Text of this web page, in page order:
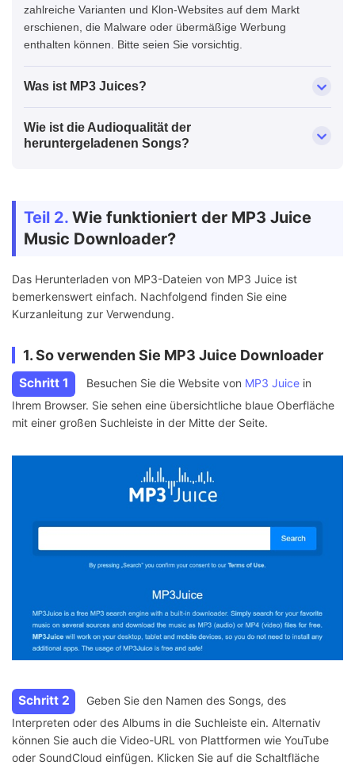
zahlreiche Varianten und Klon-Websites auf dem Markt
erschienen, die Malware oder übermäßige Werbung
enthalten können. Bitte seien Sie vorsichtig.
Was ist MP3 Juices?
Wie ist die Audioqualität der
heruntergeladenen Songs?
Teil 2. Wie funktioniert der MP3 Juice
Music Downloader?
Das Herunterladen von MP3-Dateien von MP3 Juice ist
bemerkenswert einfach. Nachfolgend finden Sie eine
Kurzanleitung zur Verwendung.
1. So verwenden Sie MP3 Juice Downloader
Schritt 1 Besuchen Sie die Website von MP3 Juice in
Ihrem Browser. Sie sehen eine übersichtliche blaue Oberfläche
mit einer großen Suchleiste in der Mitte der Seite.
Schritt 2
Geben Sie den Namen des Songs, des
Interpreten oder des Albums in die Suchleiste ein. Alternativ
können Sie auch die Video-URL von Plattformen wie YouTube
oder SoundCloud einfügen. Klicken Sie auf die Schaltfläche